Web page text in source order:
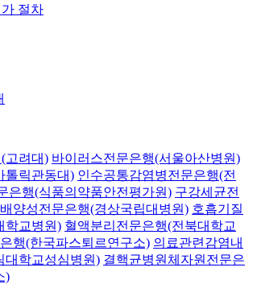
절차
고려대) 바이러스전문은행(서울아산병원)
톨릭관동대) 인수공통감염병전문은행(전
은행(식품의약품안전평가원) 구강세균전
양성전문은행(경상국립대병원) 호흡기질
학교병원) 혈액분리전문은행(전북대학교
행(한국파스퇴르연구소) 의료관련감염내
대학교성심병원) 결핵균병원체자원전문은
)